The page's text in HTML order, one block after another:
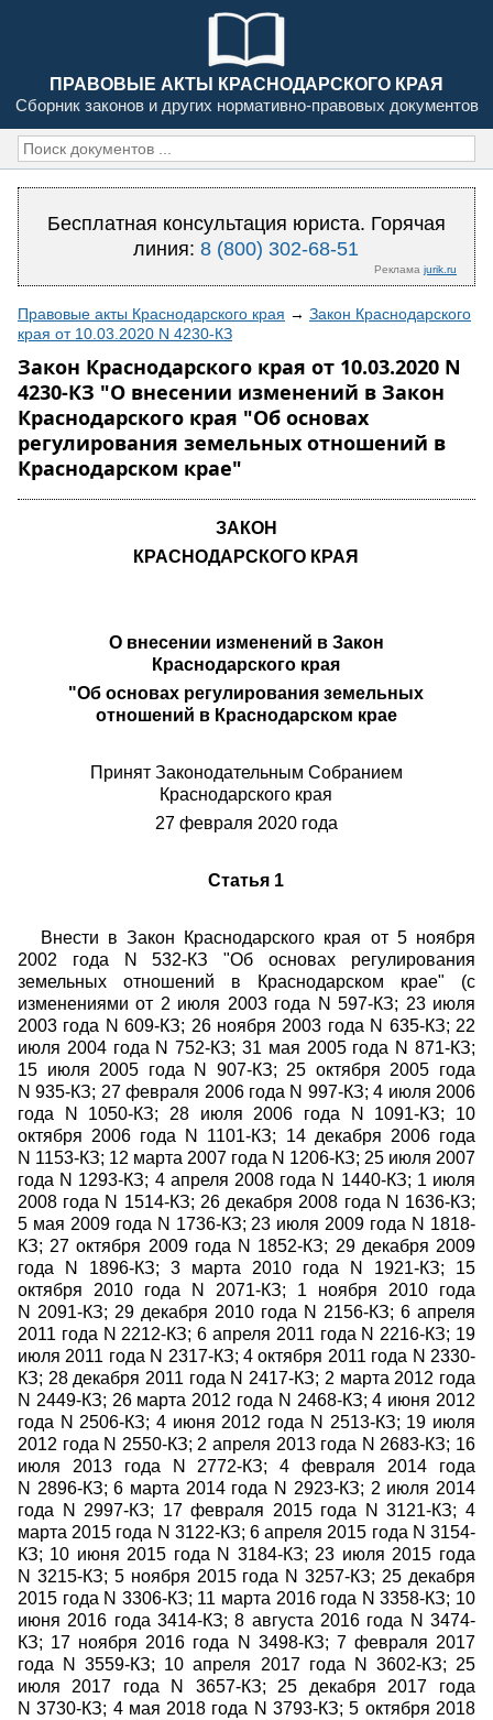
ПРАВОВЫЕ АКТЫ КРАСНОДАРСКОГО КРАЯ
Сборник законов и других нормативно-правовых документов
Бесплатная консультация юриста. Горячая
линия:8 (800) 302-68-51
Реклама jurik.ru
Правовые акты Краснодарского края → Закон Краснодарского
края от 10.03.2020 N 4230-КЗ
Закон Краснодарского края от 10.03.2020 N
4230-КЗ "О внесении изменений в Закон
Краснодарского края "Об основах
регулирования земельных отношений в
Краснодарском крае"
ЗАКОН
КРАСНОДАРСКОГО КРАЯ
О внесении изменений в Закон
Краснодарского края
"Об основах регулирования земельных
отношений в Краснодарском крае
Принят Законодательным Собранием
Краснодарского края
27 февраля 2020 года
Статья 1
Внести в Закон Краснодарского края от 5 ноября
2002 года N 532-КЗ "Об основах регулирования
земельных отношений в Краснодарском крае" (с
изменениями от 2 июля 2003 года N 597-КЗ; 23 июля
2003 года N 609-КЗ; 26 ноября 2003 года N 635-КЗ; 22
июля 2004 года N 752-КЗ; 31 мая 2005 года N 871-КЗ;
15 июля 2005 года N 907-КЗ; 25 октября 2005 года
N 935-КЗ; 27 февраля 2006 года N 997-КЗ; 4 июля 2006
года N 1050-КЗ; 28 июля 2006 года N 1091-КЗ; 10
октября 2006 года N 1101-КЗ; 14 декабря 2006 года
N 1153-КЗ; 12 марта 2007 года N 1206-КЗ; 25 июля 2007
года N 1293-КЗ; 4 апреля 2008 года N 1440-КЗ; 1 июля
2008 года N 1514-КЗ; 26 декабря 2008 года N 1636-КЗ;
5 мая 2009 года N 1736-КЗ; 23 июля 2009 года N 1818-
КЗ; 27 октября 2009 года N 1852-КЗ; 29 декабря 2009
года N 1896-КЗ; 3 марта 2010 года N 1921-КЗ; 15
октября 2010 года N 2071-КЗ; 1 ноября 2010 года
N 2091-КЗ; 29 декабря 2010 года N 2156-КЗ; 6 апреля
2011 года N 2212-КЗ; 6 апреля 2011 года N 2216-КЗ; 19
июля 2011 года N 2317-КЗ; 4 октября 2011 года N 2330-
КЗ; 28 декабря 2011 года N 2417-КЗ; 2 марта 2012 года
N 2449-КЗ; 26 марта 2012 года N 2468-КЗ; 4 июня 2012
года N 2506-КЗ; 4 июня 2012 года N 2513-КЗ; 19 июля
2012 года N 2550-КЗ; 2 апреля 2013 года N 2683-КЗ; 16
июля 2013 года N 2772-КЗ; 4 февраля 2014 года
N 2896-КЗ; 6 марта 2014 года N 2923-КЗ; 2 июля 2014
года N 2997-КЗ; 17 февраля 2015 года N 3121-КЗ; 4
марта 2015 года N 3122-КЗ; 6 апреля 2015 года N 3154-
КЗ; 10 июня 2015 года N 3184-КЗ; 23 июля 2015 года
N 3215-КЗ; 5 ноября 2015 года N 3257-КЗ; 25 декабря
2015 года N 3306-КЗ; 11 марта 2016 года N 3358-КЗ; 10
июня 2016 года 3414-КЗ; 8 августа 2016 года N 3474-
КЗ; 17 ноября 2016 года N 3498-КЗ; 7 февраля 2017
года N 3559-КЗ; 10 апреля 2017 года N 3602-КЗ; 25
июля 2017 года N 3657-КЗ; 25 декабря 2017 года
N 3730-КЗ; 4 мая 2018 года N 3793-КЗ; 5 октября 2018